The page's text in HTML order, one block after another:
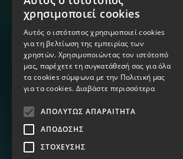
χρησιμοποιεί cookies
Αυτός ο ιστότοπος χρησιμοποιεί cookies
για τη βελτίωση της εμπειρίας των
χρηστών. Χρησιμοποιώντας τον ιστότοπό
μας, παρέχετε τη συγκατάθεσή σας για όλα
τα cookies σύμφωνα με την Πολιτική μας
για τα cookies. Διαβάστε περισσότερα
ΑΠΟΛΎΤΩΣ ΑΠΑΡΑΊΤΗΤΑ
ΑΠΌΔΟΣΗΣ
ΣΤΌΧΕΥΣΗΣ